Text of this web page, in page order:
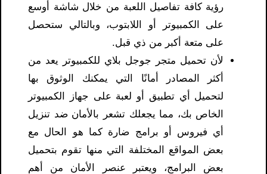
رؤية كافة تفاصيل اللعبة من خلال شاشة أوسع
على الكمبيوتر أو اللابتوب، وبالتالي ستحصل
على متعة أكبر من ذي قبل.
لأن تحميل متجر جوجل بلاي للكمبيوتر يعد من
أكثر المصادر أمانًا التي يمكنك الوثوق بها
لتحميل أي تطبيق أو لعبة على جهاز الكمبيوتر
الخاص بك، مما يجعلك تشعر بالأمان ضد تنزيل
أي فيروس أو برامج ضارة كما هو الحال مع
بعض المواقع المختلفة التي منها تقوم بتحميل
بعض البرامج، ويعتبر عنصر الأمان من أهم